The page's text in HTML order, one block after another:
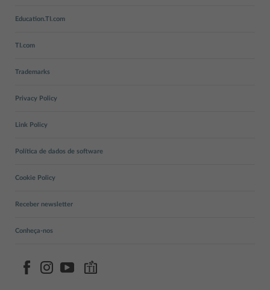
Education.TI.com
TI.com
Trademarks
Privacy Policy
Link Policy
Política de dados de software
Cookie Policy
Receber newsletter
Conheça-nos